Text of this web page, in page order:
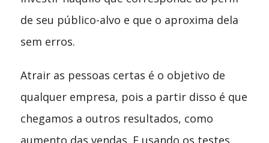
de seu público-alvo e que o aproxima dela
sem erros.
Atrair as pessoas certas é o objetivo de
qualquer empresa, pois a partir disso é que
chegamos a outros resultados, como
aumento das vendas. E usando os testes